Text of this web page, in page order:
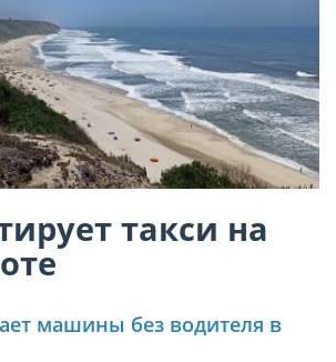
такси на
машины без водителя в